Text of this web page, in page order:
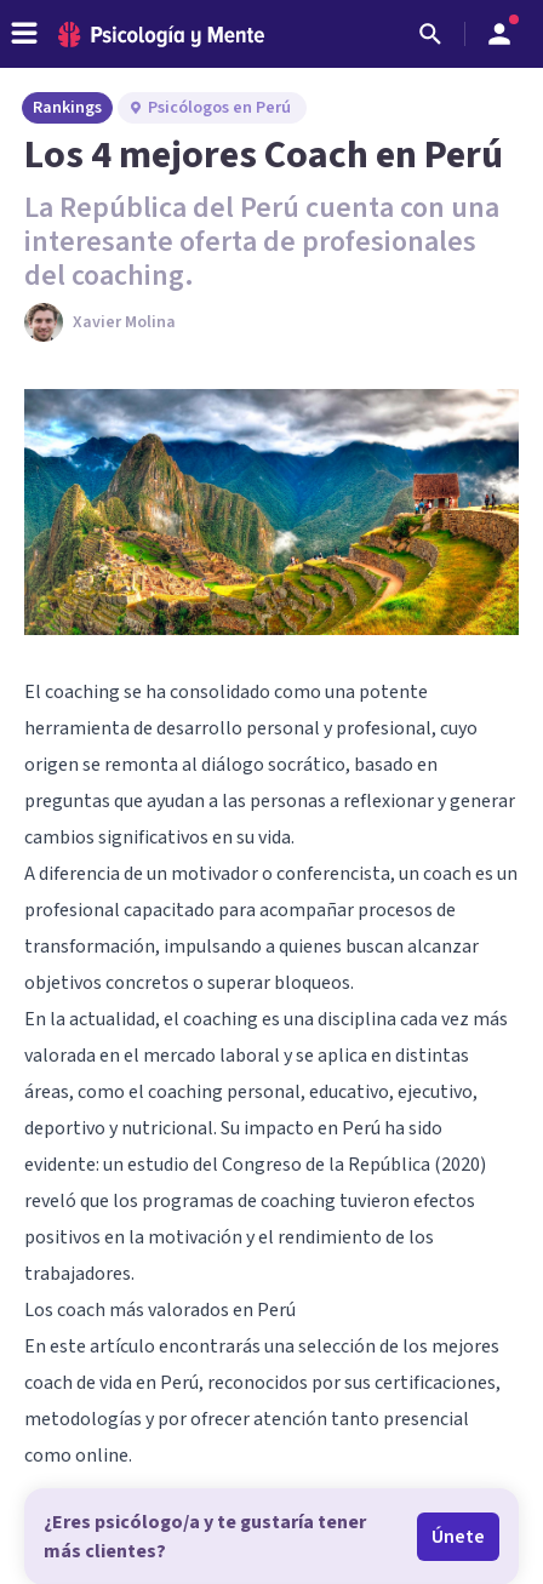
Rankings Psicólogos en Perú
Los 4 mejores Coach en Perú
La República del Perú cuenta con una
interesante oferta de profesionales
del coaching.
Xavier Molina
El coaching se ha consolidado como una potente
herramienta de desarrollo personal y profesional, cuyo
origen se remonta al diálogo socrático, basado en
preguntas que ayudan a las personas a reflexionar y generar
cambios significativos en su vida.
A diferencia de un motivador o conferencista, un coach es un
profesional capacitado para acompañar procesos de
transformación, impulsando a quienes buscan alcanzar
objetivos concretos o superar bloqueos.
En la actualidad, el coaching es una disciplina cada vez más
valorada en el mercado laboral y se aplica en distintas
áreas, como el coaching personal, educativo, ejecutivo,
deportivo y nutricional. Su impacto en Perú ha sido
evidente: un estudio del Congreso de la República (2020)
reveló que los programas de coaching tuvieron efectos
positivos en la motivación y el rendimiento de los
trabajadores.
Los coach más valorados en Perú
En este artículo encontrarás una selección de los mejores
coach de vida en Perú, reconocidos por sus certificaciones,
metodologías y por ofrecer atención tanto presencial
como online.
¿Eres psicólogo/a y te gustaría tener
más clientes?
Únete